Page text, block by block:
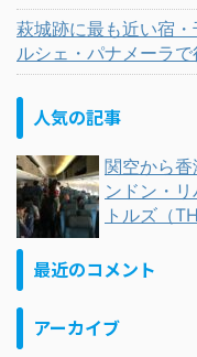
萩城跡に最も近い宿
ルシェ・パナメーラで
人気の記事
関空から
ンドン・
トルズ（
最近のコメント
アーカイブ